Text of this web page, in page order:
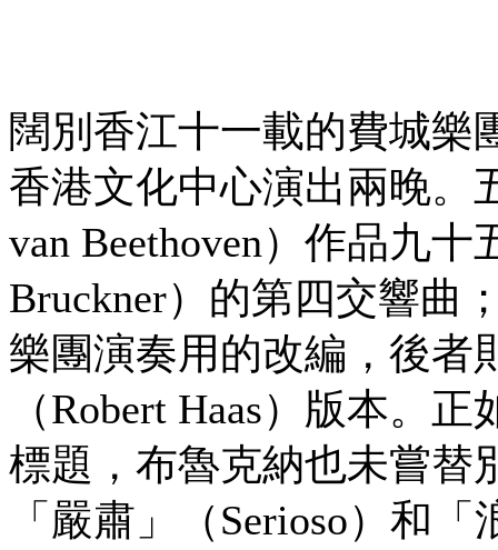
闊別香江十一載的費城樂
香港文化中心演出兩晚。
van Beethoven）作品九
Bruckner）的第四交響曲
樂團演奏用的改編，後者
（Robert Haas）版本。
標題，布魯克納也未嘗替
「嚴肅」（Serioso）和